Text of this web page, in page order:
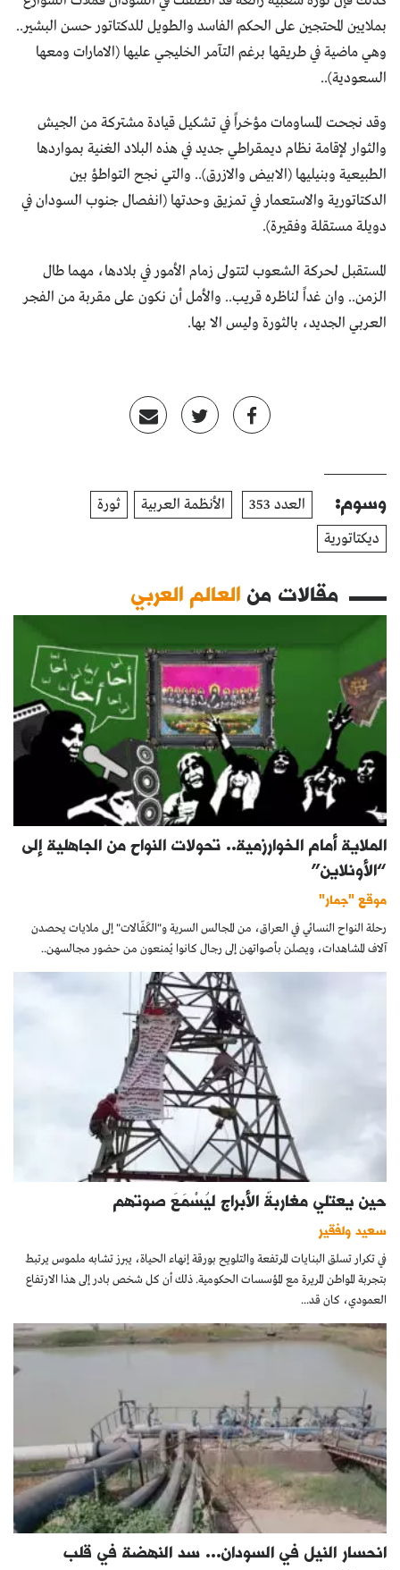
بملايين المحتجين على الحكم الفاسد والطويل للدكتاتور حسن البشير..
وهي ماضية في طريقها برغم التآمر الخليجي عليها (الامارات ومعها
السعودية)..
وقد نجحت المساومات مؤخراً في تشكيل قيادة مشتركة من الجيش
والثوار لإقامة نظام ديمقراطي جديد في هذه البلاد الغنية بمواردها
الطبيعية وبنيليها (الابيض والازرق).. والتي نجح التواطؤ بين
الدكتاتورية والاستعمار في تمزيق وحدتها (انفصال جنوب السودان في
دويلة مستقلة وفقيرة).
المستقبل لحركة الشعوب لتتولى زمام الأمور في بلادها، مهما طال
الزمن.. وان غداً لناظره قريب.. والأمل أن نكون على مقربة من الفجر
العربي الجديد، بالثورة وليس الا بها.
وسوم: العدد 353 الأنظمة العربية
ثورة
ديكتاتورية
مقالات منالعالم العربي
الملاية أمام الخوارزمية.. تحولات النواح من الجاهلية إلى
“الأونلاين”
موقع "جمار"
رحلة النواح النسائي في العراق، من المجالس السرية و"الكَفّالات" إلى ملايات يحصدن
آلاف المشاهدات، ويصلن بأصواتهن إلى رجال كانوا يُمنعون من حضور مجالسهن..
حين يعتلي مغاربةٌ الأبراج ليُسْمَعَ صوتهم
سعيد ولفقير
في تكرار تسلق البنايات المرتفعة والتلويح بورقة إنهاء الحياة، يبرز تشابه ملموس يرتبط
بتجربة المواطن المريرة مع المؤسسات الحكومية. ذلك أن كل شخص بادر إلى هذا الارتفاع
العمودي، كان قد...
انحسار النيل في السودان… سد النهضة في قلب